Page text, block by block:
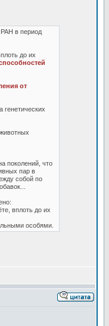
в период
до их
от
генетических
поколений, что
пар в
собой по
вплоть до их
особями.